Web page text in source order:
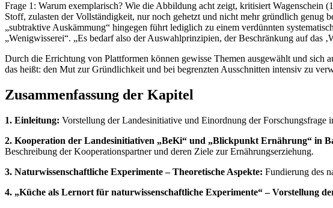
Frage 1: Warum exemplarisch? Wie die Abbildung acht zeigt, kritisiert Wagenschein
Stoff, zulasten der Vollständigkeit, nur noch gehetzt und nicht mehr gründlich genug
„subtraktive Auskämmung“ hingegen führt lediglich zu einem verdünnten
„Wenigwisserei“. „Es bedarf also der Auswahlprinzipien, der Beschränkung auf das
Durch die Errichtung von Plattformen können gewisse Themen ausgewählt und sich
das heißt: den Mut zur Gründlichkeit und bei begrenzten Ausschnitten intensiv zu
Zusammenfassung der Kapitel
1. Einleitung: Vorstellung der Landesinitiative und Einordnung der Forschungsfrage
2. Kooperation der Landesinitiativen „BeKi“ und „Blickpunkt Ernährung“ in
Beschreibung der Kooperationspartner und deren Ziele zur Ernährungserziehung.
3. Naturwissenschaftliche Experimente – Theoretische Aspekte: Fundierung des
4. „Küche als Lernort für naturwissenschaftliche Experimente“ – Vorstellung